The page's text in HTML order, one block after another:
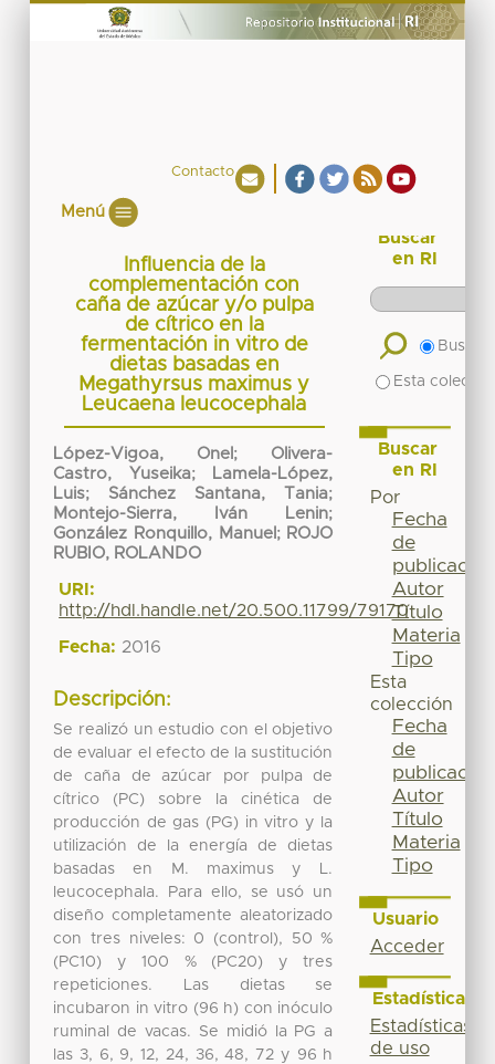
Contacto
Menú
Influencia de la
complementación con
caña de azúcar y/o pulpa
de cítrico en la
fermentación in vitro de
dietas basadas en
Megathyrsus maximus y
Leucaena leucocephala
López-Vigoa, Onel ; Olivera-
Castro, Yuseika;
Lamela-López,
Luis; Sánchez Santana, Tania;
Montejo-Sierra, Iván Lenin;
González Ronquillo, Manuel ; ROJO
RUBIO, ROLANDO
URI:
http://hdl.handle.net/20.500.11799/79170
Fecha: 2016
Descripción:
Se realizó un estudio con el objetivo
de evaluar el efecto de la sustitución
de caña de azúcar por pulpa de
cítrico (PC) sobre la cinética de
producción de gas (PG) in vitro y la
utilización de la energía de dietas
basadas en M. maximus y L.
leucocephala. Para ello, se usó un
diseño completamente aleatorizado
con tres niveles: 0 (control), 50 %
(PC10) y 100 % (PC20) y tres
repeticiones. Las dietas se
incubaron in vitro (96 h) con inóculo
ruminal de vacas. Se midió la PG a
las 3, 6, 9, 12, 24, 36, 48, 72 y 96 h
Buscar
en RI
Buscar
Esta
Buscar
en RI
Por
Fecha
de
publicación
Autor
Título
Materia
Tipo
Esta
colección
Fecha
de
publicación
Autor
Título
Materia
Tipo
Usuario
Acceder
Estadísticas
Estadísticas
de uso